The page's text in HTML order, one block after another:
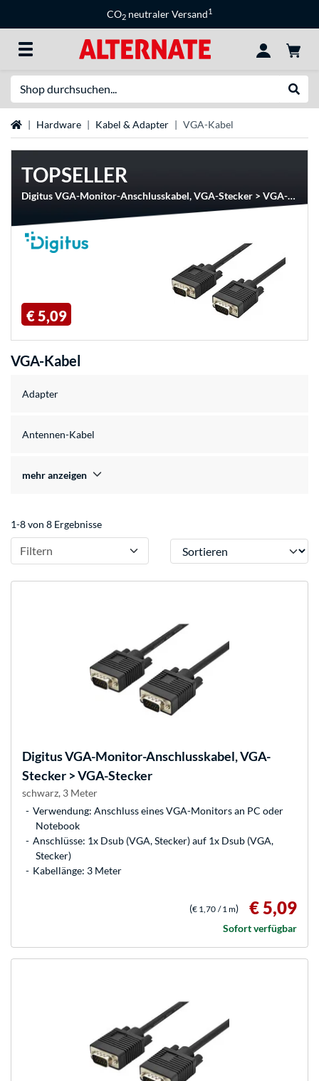
CO2 neutraler Versand1
StartseiteHardware Kabel & Adapter VGA-Kabel
TOPSELLER
Digitus VGA-Monitor-Anschlusskabel, VGA-Stecker > VGA-Stecker
€ 5,09
VGA-Kabel
Adapter
Antennen-Kabel
mehr anzeigen
1-8 von 8 Ergebnisse
Filtern Sortieren
DigitusVGA-Monitor-Anschlusskabel, VGA-
Stecker > VGA-Stecker
schwarz, 3 Meter
Verwendung: Anschluss eines VGA-Monitors an PC oder
Notebook
Anschlüsse: 1x Dsub (VGA, Stecker) auf 1x Dsub (VGA,
Stecker)
Kabellänge: 3 Meter
(€ 1,70 / 1 m) € 5,09
Sofort verfügbar